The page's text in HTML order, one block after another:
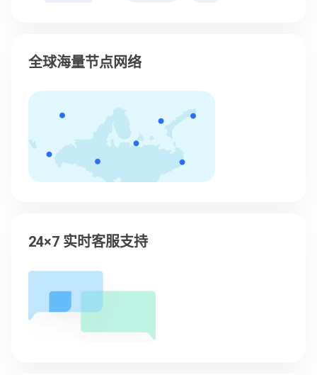
全球海量节点网络
24×7 实时客服支持